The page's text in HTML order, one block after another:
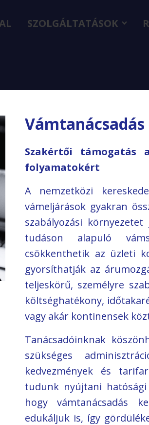
Vámtanácsadás
Szakértői támogatás
folyamatokért
A nemzetközi
vámeljárások gyakran
szabályozási
tudáson alapuló
csökkenthetik az üzleti
gyorsíthatják az
teljeskörű, személyre
költséghatékony,
vagy akár kontinensek
Tanácsadóinknak
szükséges
kedvezmények és
tudunk nyújtani hatósági
hogy vámtanácsadás
edukáljuk is, így
SZOLGÁLTATÁSOK
Vámtanácsadás
Raktározás